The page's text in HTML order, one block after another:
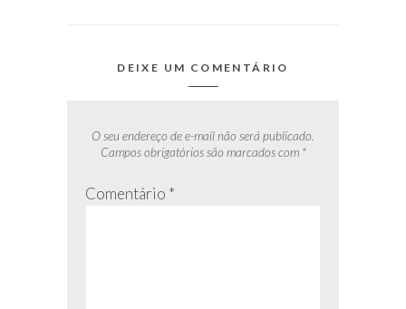
DEIXE UM COMENTÁRIO
O seu endereço de e-mail não será publicado.
Campos obrigatórios são marcados com *
Comentário *